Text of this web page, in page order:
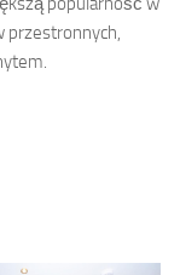
przestronnych,